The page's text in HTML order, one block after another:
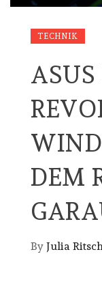
TECHNIK
ASUS
DEM
By Julia